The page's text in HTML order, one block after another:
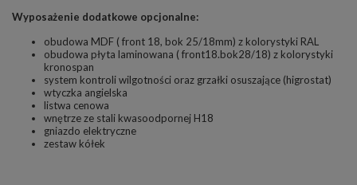
Wyposażenie dodatkowe opcjonalne:
obudowa MDF ( front 18, bok 25/18mm) z kolorystyki RAL
obudowa płyta laminowana ( front18.bok28/18) z kolorystyki
kronospan
system kontroli wilgotności oraz grzałki osuszające (higrostat)
wtyczka angielska
listwa cenowa
wnętrze ze stali kwasoodpornej H18
gniazdo elektryczne
zestaw kółek